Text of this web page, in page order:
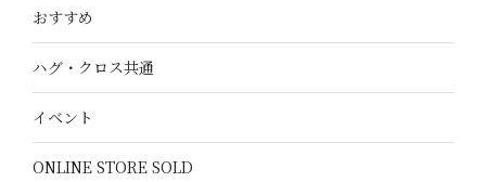
おすすめ
ハグ・クロス共通
イベント
ONLINE STORE SOLD